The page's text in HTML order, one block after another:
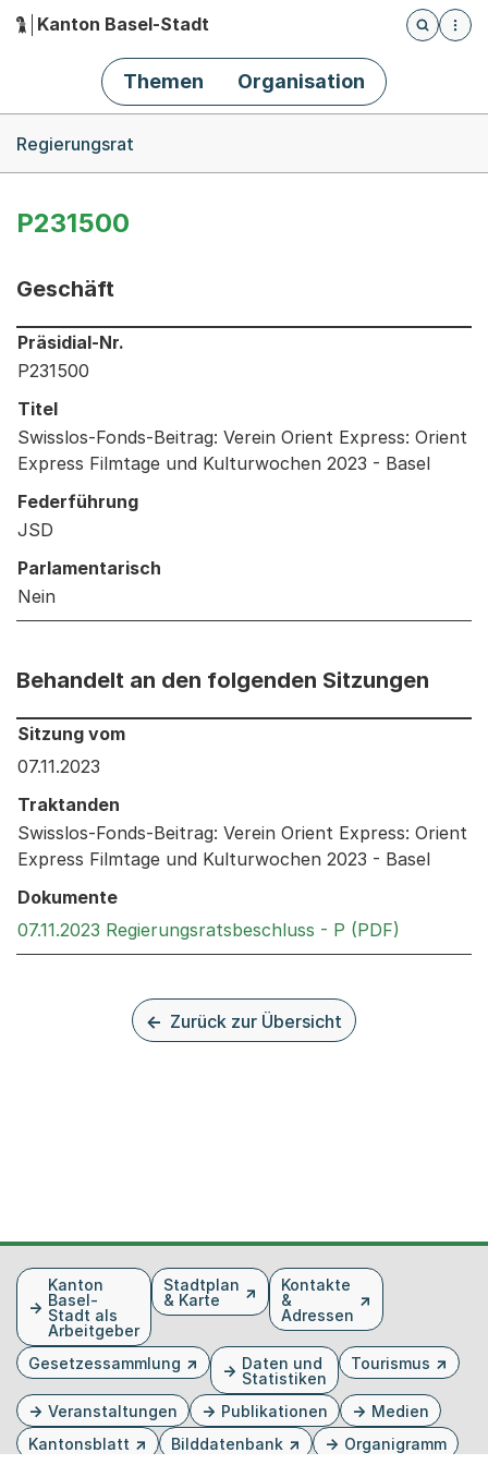
Hauptnavigation
Kanton Basel-Stadt
Öffnet
Themen Organisation
Regierungsrat
P231500
Geschäft
Informationen zum Ausgewählten Geschäft
Präsidial-Nr.
P231500
Titel
Swisslos-Fonds-Beitrag: Verein Orient Express: Orient
Express Filmtage und Kulturwochen 2023 - Basel
Federführung
JSD
Parlamentarisch
Nein
Behandelt an den folgenden Sitzungen
Behandelt an den folgenden Sitzungen: Informationen
Sitzung vom
07.11.2023
Traktanden
Swisslos-Fonds-Beitrag: Verein Orient Express: Orient
Express Filmtage und Kulturwochen 2023 - Basel
Dokumente
07.11.2023 Regierungsratsbeschluss - P (PDF)
Zurück zur Übersicht
FusszeileKanton
Basel-
Stadt als
Arbeitgeber
Stadtplan
& Karte
Kontakte
&
Adressen
Gesetzessammlung
Daten und
Statistiken
Tourismus
Veranstaltungen Publikationen
Medien
Kantonsblatt
Bilddatenbank Organigramm